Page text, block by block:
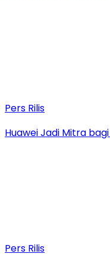
Pers Rilis
Huawei Jadi Mitra bagi
Pers Rilis